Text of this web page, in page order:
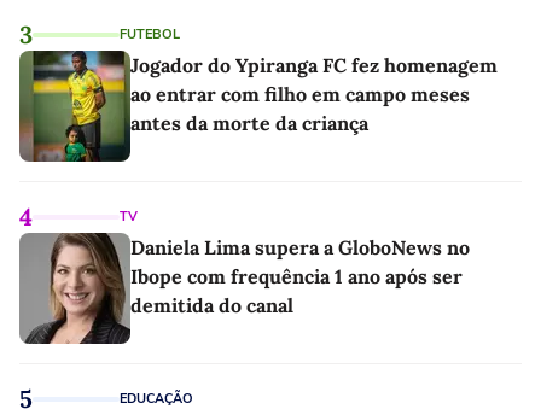
3 FUTEBOL
Jogador do Ypiranga FC fez homenagem
ao entrar com filho em campo meses
antes da morte da criança
4 TV
Daniela Lima supera a GloboNews no
Ibope com frequência 1 ano após ser
demitida do canal
5 EDUCAÇÃO